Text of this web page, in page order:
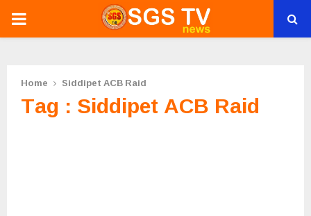
PRIMARY
Home Siddipet ACB Raid
Tag : Siddipet ACB Raid